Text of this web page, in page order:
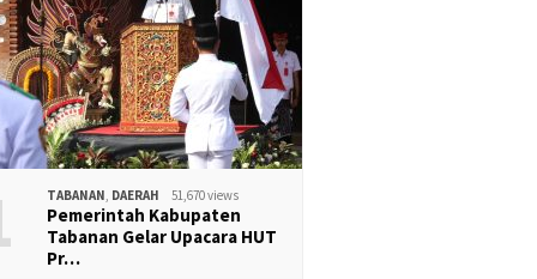
TABANAN, DAERAH 51,670 views
Pemerintah Kabupaten
Tabanan Gelar Upacara HUT
Pr…